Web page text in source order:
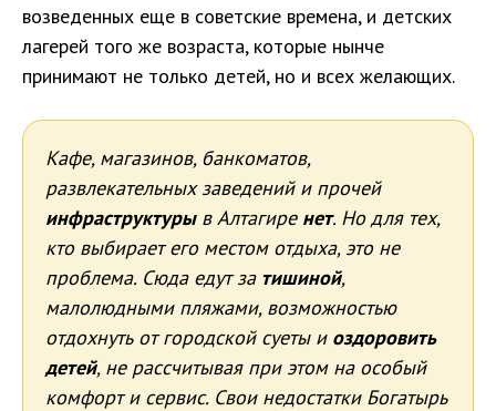
возведенных еще в советские времена, и детских
лагерей того же возраста, которые нынче
принимают не только детей, но и всех желающих.
Кафе, магазинов, банкоматов,
развлекательных заведений и прочей
инфраструктурыв Алтагире нет. Но для тех,
кто выбирает его местом отдыха, это не
проблема. Сюда едут за тишиной,
малолюдными пляжами, возможностью
отдохнуть от городской суеты и оздоровить
детей, не рассчитывая при этом на особый
комфорт и сервис. Свои недостатки Богатырь